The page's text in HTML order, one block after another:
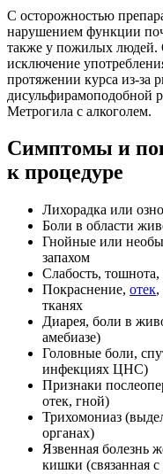
С осторожностью
нарушением функции
также у пожилых людей.
исключение
протяжении курса из-за
дисульфирамоподобной
Метрогила с алкоголем.
Симптомы и
к процедуре
Лихорадка или
Боли в области
Гнойные или
запахом
Слабость,
Покраснение, отек,
тканях
Диарея, боли в
амебиазе)
Головные боли,
инфекциях ЦНС)
Признаки
отек, гной)
Трихомониаз
органах)
Язвенная болезнь
кишки (связанная